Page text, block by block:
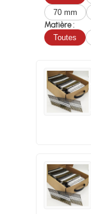
70 mm
Matière :
Toutes